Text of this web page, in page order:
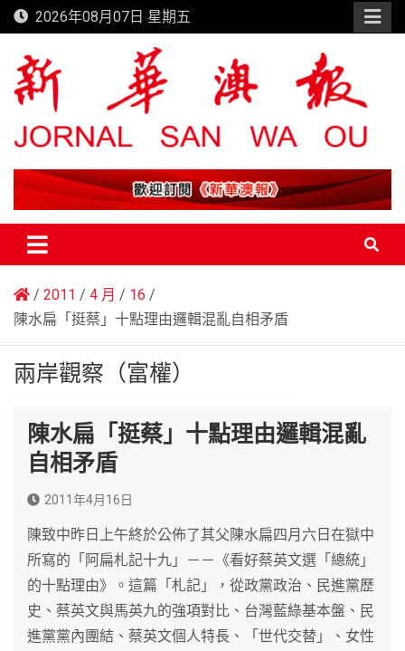
Skip
to
content
2026年08月07日 星期五
新華澳報
2011 4 月
16
陳水扁「挺蔡」十點理由邏輯混亂自相矛盾
兩岸觀察（富權）
陳水扁「挺蔡」十點理由邏輯混亂
自相矛盾
2011年4月16日
陳致中昨日上午終於公佈了其父陳水扁四月六日在獄中
所寫的「阿扁札記十九」－－《看好蔡英文選「總統」
的十點理由》。這篇「札記」，從政黨政治、民進黨歷
史、蔡英文與馬英九的強項對比、台灣藍綠基本盤、民
進黨黨內團結、蔡英文個人特長、「世代交替」、女性